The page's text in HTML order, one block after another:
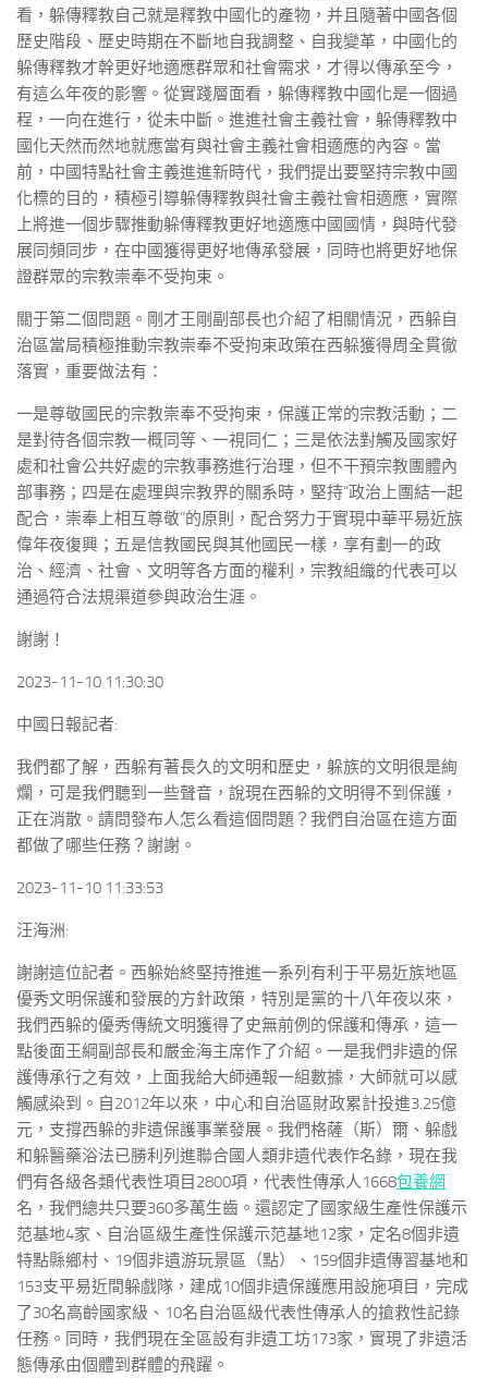
看，躲傳釋教自己就是釋教中國化的產物，并且隨著中國各個
歷史階段、歷史時期在不斷地自我調整、自我變革，中國化的
躲傳釋教才幹更好地適應群眾和社會需求，才得以傳承至今，
有這么年夜的影響。從實踐層面看，躲傳釋教中國化是一個過
程，一向在進行，從未中斷。進進社會主義社會，躲傳釋教中
國化天然而然地就應當有與社會主義社會相適應的內容。當
前，中國特點社會主義進進新時代，我們提出要堅持宗教中國
化標的目的，積極引導躲傳釋教與社會主義社會相適應，實際
上將進一個步驟推動躲傳釋教更好地適應中國國情，與時代發
展同頻同步，在中國獲得更好地傳承發展，同時也將更好地保
證群眾的宗教崇奉不受拘束。
關于第二個問題。剛才王剛副部長也介紹了相關情況，西躲自
治區當局積極推動宗教崇奉不受拘束政策在西躲獲得周全貫徹
落實，重要做法有：
一是尊敬國民的宗教崇奉不受拘束，保護正常的宗教活動；二
是對待各個宗教一概同等、一視同仁；三是依法對觸及國家好
處和社會公共好處的宗教事務進行治理，但不干預宗教團體內
部事務；四是在處理與宗教界的關系時，堅持“政治上團結一起
配合，崇奉上相互尊敬”的原則，配合努力于實現中華平易近族
偉年夜復興；五是信教國民與其他國民一樣，享有劃一的政
治、經濟、社會、文明等各方面的權利，宗教組織的代表可以
通過符合法規渠道參與政治生涯。
謝謝！
2023-11-10 11:30:30
中國日報記者:
我們都了解，西躲有著長久的文明和歷史，躲族的文明很是絢
爛，可是我們聽到一些聲音，說現在西躲的文明得不到保護，
正在消散。請問發布人怎么看這個問題？我們自治區在這方面
都做了哪些任務？謝謝。
2023-11-10 11:33:53
汪海洲:
謝謝這位記者。西躲始終堅持推進一系列有利于平易近族地區
優秀文明保護和發展的方針政策，特別是黨的十八年夜以來，
我們西躲的優秀傳統文明獲得了史無前例的保護和傳承，這一
點後面王綱副部長和嚴金海主席作了介紹。一是我們非遺的保
護傳承行之有效，上面我給大師通報一組數據，大師就可以感
觸感染到。自2012年以來，中心和自治區財政累計投進3.25億
元，支撐西躲的非遺保護事業發展。我們格薩（斯）爾、躲戲
和躲醫藥浴法已勝利列進聯合國人類非遺代表作名錄，現在我
們有各級各類代表性項目2800項，代表性傳承人1668包養網
名，我們總共只要360多萬生齒。還認定了國家級生產性保護示
范基地4家、自治區級生產性保護示范基地12家，定名8個非遺
特點縣鄉村、19個非遺游玩景區（點）、159個非遺傳習基地和
153支平易近間躲戲隊，建成10個非遺保護應用設施項目，完成
了30名高齡國家級、10名自治區級代表性傳承人的搶救性記錄
任務。同時，我們現在全區設有非遺工坊173家，實現了非遺活
態傳承由個體到群體的飛躍。